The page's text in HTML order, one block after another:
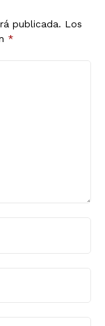
publicada. Los
*